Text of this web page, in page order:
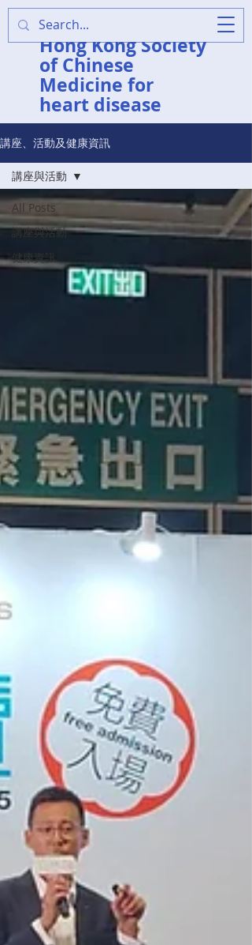
香港中醫心臟病學會
Hong Kong Society
of Chinese
Medicine for
heart disease
講座、活動及健康資訊
All Posts
講座與活動
健康資訊
講座與活動